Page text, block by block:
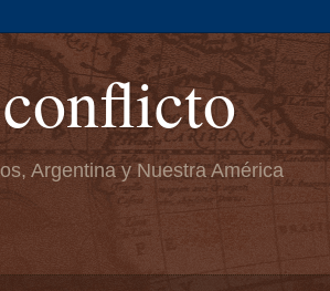
Argentina y Nuestra América